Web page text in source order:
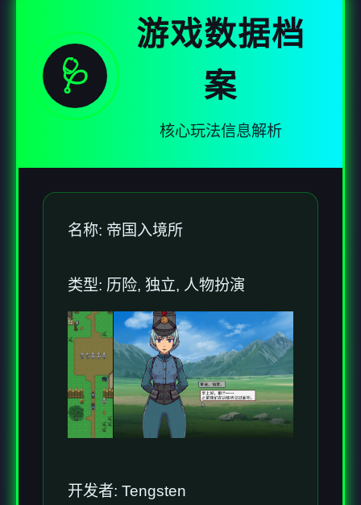
🩺
游戏数据档
案
核心玩法信息解析
名称: 帝国入境所
类型: 历险, 独立, 人物扮演
开发者: Tengsten